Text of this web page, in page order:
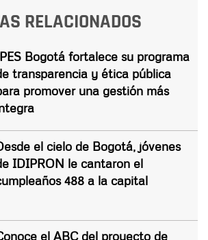
RELACIONADOS
Bogotá fortalece su programa
transparencia y ética pública
promover una gestión más
el cielo de Bogotá, jóvenes
IDIPRON le cantaron el
488 a la capital
el ABC del proyecto de